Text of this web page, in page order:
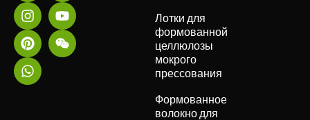
Лотки для
формованной
целлюлозы
мокрого
прессования
Формованное
волокно для